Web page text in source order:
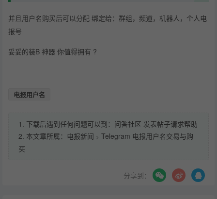
并且用户名购买后可以分配 绑定给：群组，频道，机器人，个人电
报号
妥妥的装B 神器 你值得拥有 ?
电报用户名
1. 下载后遇到任何问题可以到：问答社区 发表帖子请求帮助
2. 本文章所属： 电报新闻 > Telegram 电报用户名交易与购
买
分享到：